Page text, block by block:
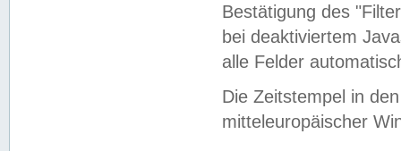
Bestätigung des
bei deaktiviertem
alle Felder
Die Zeitstempel in
mitteleuropäischer